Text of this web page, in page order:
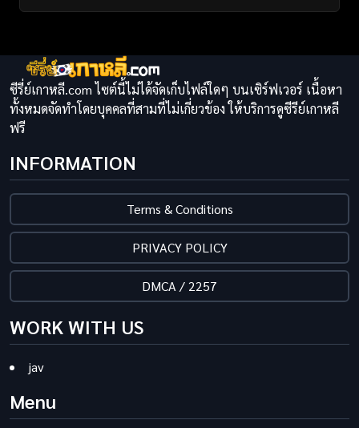
ซีรี่ย์เกาหลี.com ไซต์นี้ไม่ได้จัดเก็บไฟล์ใดๆ บนเซิร์ฟเวอร์ เนื้อหา
ทั้งหมดจัดทำโดยบุคคลที่สามที่ไม่เกี่ยวข้อง ให้บริการดูซีรีย์เกาหลี
ฟรี
INFORMATION
Terms & Conditions
PRIVACY POLICY
DMCA / 2257
WORK WITH US
jav
Menu